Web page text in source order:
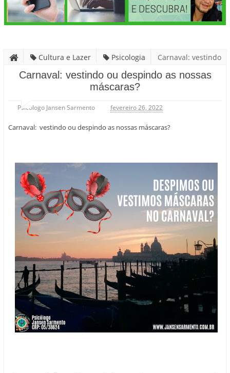
Cultura e Lazer Psicologia
Carnaval: vestindo
ou despindo as nossas máscaras?
Carnaval: vestindo ou despindo as nossas
máscaras?
Psicólogo Jansen Sarmento fevereiro 26, 2022
Carnaval: vestindo ou despindo as nossas máscaras?